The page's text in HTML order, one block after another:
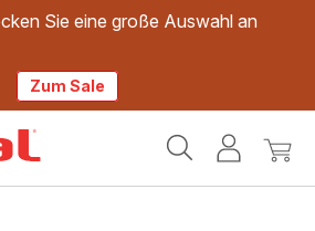
Sie eine große Auswahl an
Zum Sale
Mein
Mein